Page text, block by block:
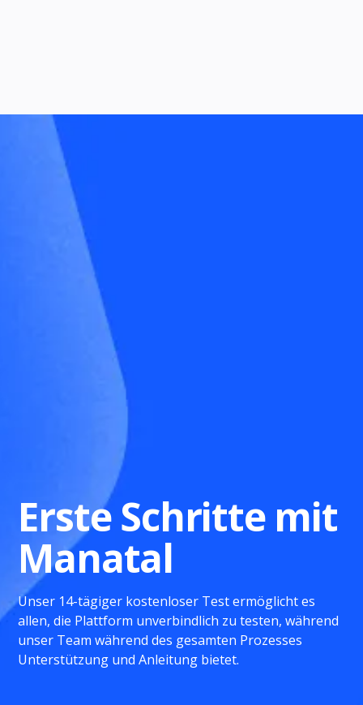
Erste Schritte mit
Manatal
Unser 14-tägiger kostenloser Test ermöglicht es
allen, die Plattform unverbindlich zu testen, während
unser Team während des gesamten Prozesses
Unterstützung und Anleitung bietet.